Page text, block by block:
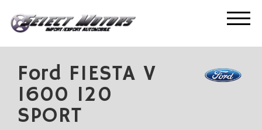
ACCUEIL
NOS OCCASIONS
FORD FIESTA V 1600 120 SPORT
Ford FIESTA V
1600 120
SPORT